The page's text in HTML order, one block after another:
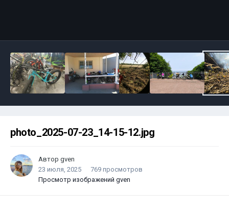
photo_2025-07-23_14-15-12.jpg
Автор gven
23 июля, 2025
769 просмотров
Просмотр изображений gven